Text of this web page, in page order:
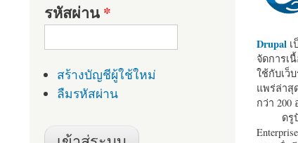
Drupalเ
จัดการเ
ใช้กับเว็
แพร่ล่าสุ
กว่า 200
ดรูปัล
รหัสผ่าน*
สร้างบัญชีผู้ใช้ใหม่
ลืมรหัสผ่าน